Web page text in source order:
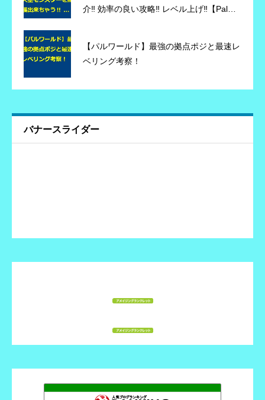
介‼ 効率の良い攻略‼ レベル上げ‼【Palwor
【パルワールド】最強の拠点ポジと最速レ
ベリング考察！
バナースライダー